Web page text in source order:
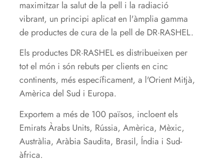
maximitzar la salut de la pell i la radiació
vibrant, un principi aplicat en l'àmplia gamma
de productes de cura de la pell de DR·RASHEL.
Els productes DR·RASHEL es distribueixen per
tot el món i són rebuts per clients en cinc
continents, més específicament, a l'Orient Mitjà,
Amèrica del Sud i Europa.
Exportem a més de 100 països, incloent els
Emirats Àrabs Units, Rússia, Amèrica, Mèxic,
Austràlia, Aràbia Saudita, Brasil, Índia i Sud-
àfrica.